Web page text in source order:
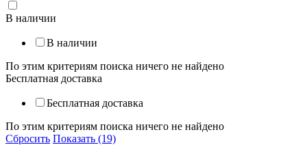
В наличии
В наличии
По этим критериям поиска ничего не найдено
Бесплатная доставка
Бесплатная доставка
По этим критериям поиска ничего не найдено
Сбросить Показать (19)